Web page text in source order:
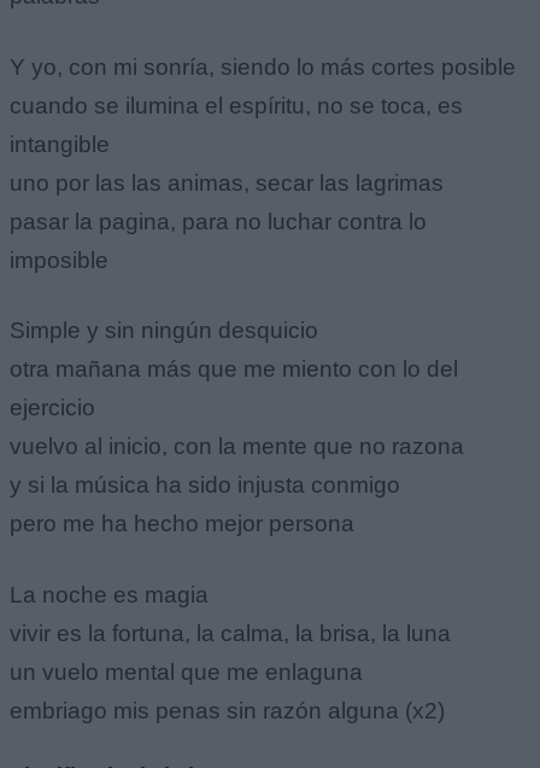
Y yo, con mi sonría, siendo lo más cortes posible
cuando se ilumina el espíritu, no se toca, es
intangible
uno por las las animas, secar las lagrimas
pasar la pagina, para no luchar contra lo
imposible
Simple y sin ningún desquicio
otra mañana más que me miento con lo del
ejercicio
vuelvo al inicio, con la mente que no razona
y si la música ha sido injusta conmigo
pero me ha hecho mejor persona
La noche es magia
vivir es la fortuna, la calma, la brisa, la luna
un vuelo mental que me enlaguna
embriago mis penas sin razón alguna (x2)